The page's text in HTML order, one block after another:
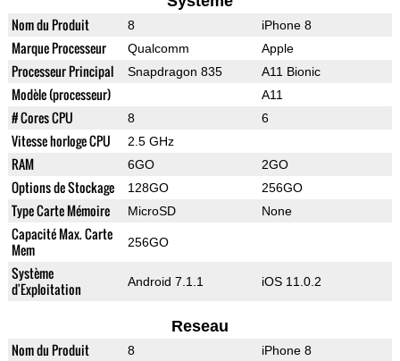
Nom du Produit 8 iPhone 8
Marque Processeur Qualcomm Apple
Processeur Principal Snapdragon 835 A11 Bionic
Modèle (processeur) A11
# Cores CPU 8 6
Vitesse horloge CPU 2.5 GHz
RAM 6GO 2GO
Options de Stockage 128GO 256GO
Type Carte Mémoire MicroSD None
Capacité Max. Carte
Mem
256GO
Système
d'Exploitation
Android 7.1.1 iOS 11.0.2
Reseau
Nom du Produit 8 iPhone 8